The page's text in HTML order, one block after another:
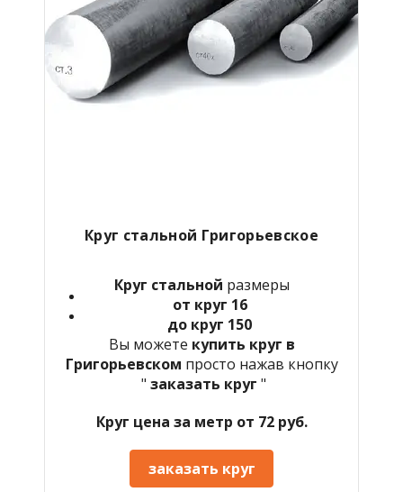
Круг стальной Григорьевское
Круг стальной размеры
от круг 16
до круг 150
Вы можете купить круг в
Григорьевском просто нажав кнопку
" заказать круг "
Круг цена за метр от 72 руб.
заказать круг